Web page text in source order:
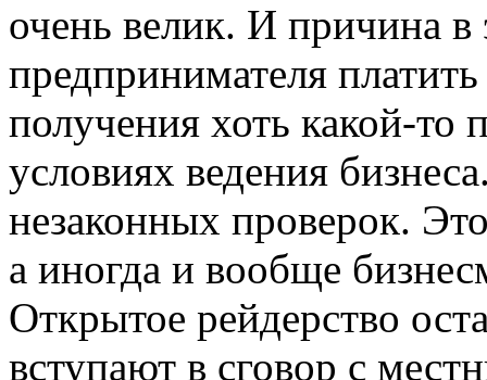
очень велик. И причина в
предпринимателя
получения хоть какой-
условиях ведения
незаконных проверок.
а иногда и вообще
Открытое рейдерство
вступают в сговор с